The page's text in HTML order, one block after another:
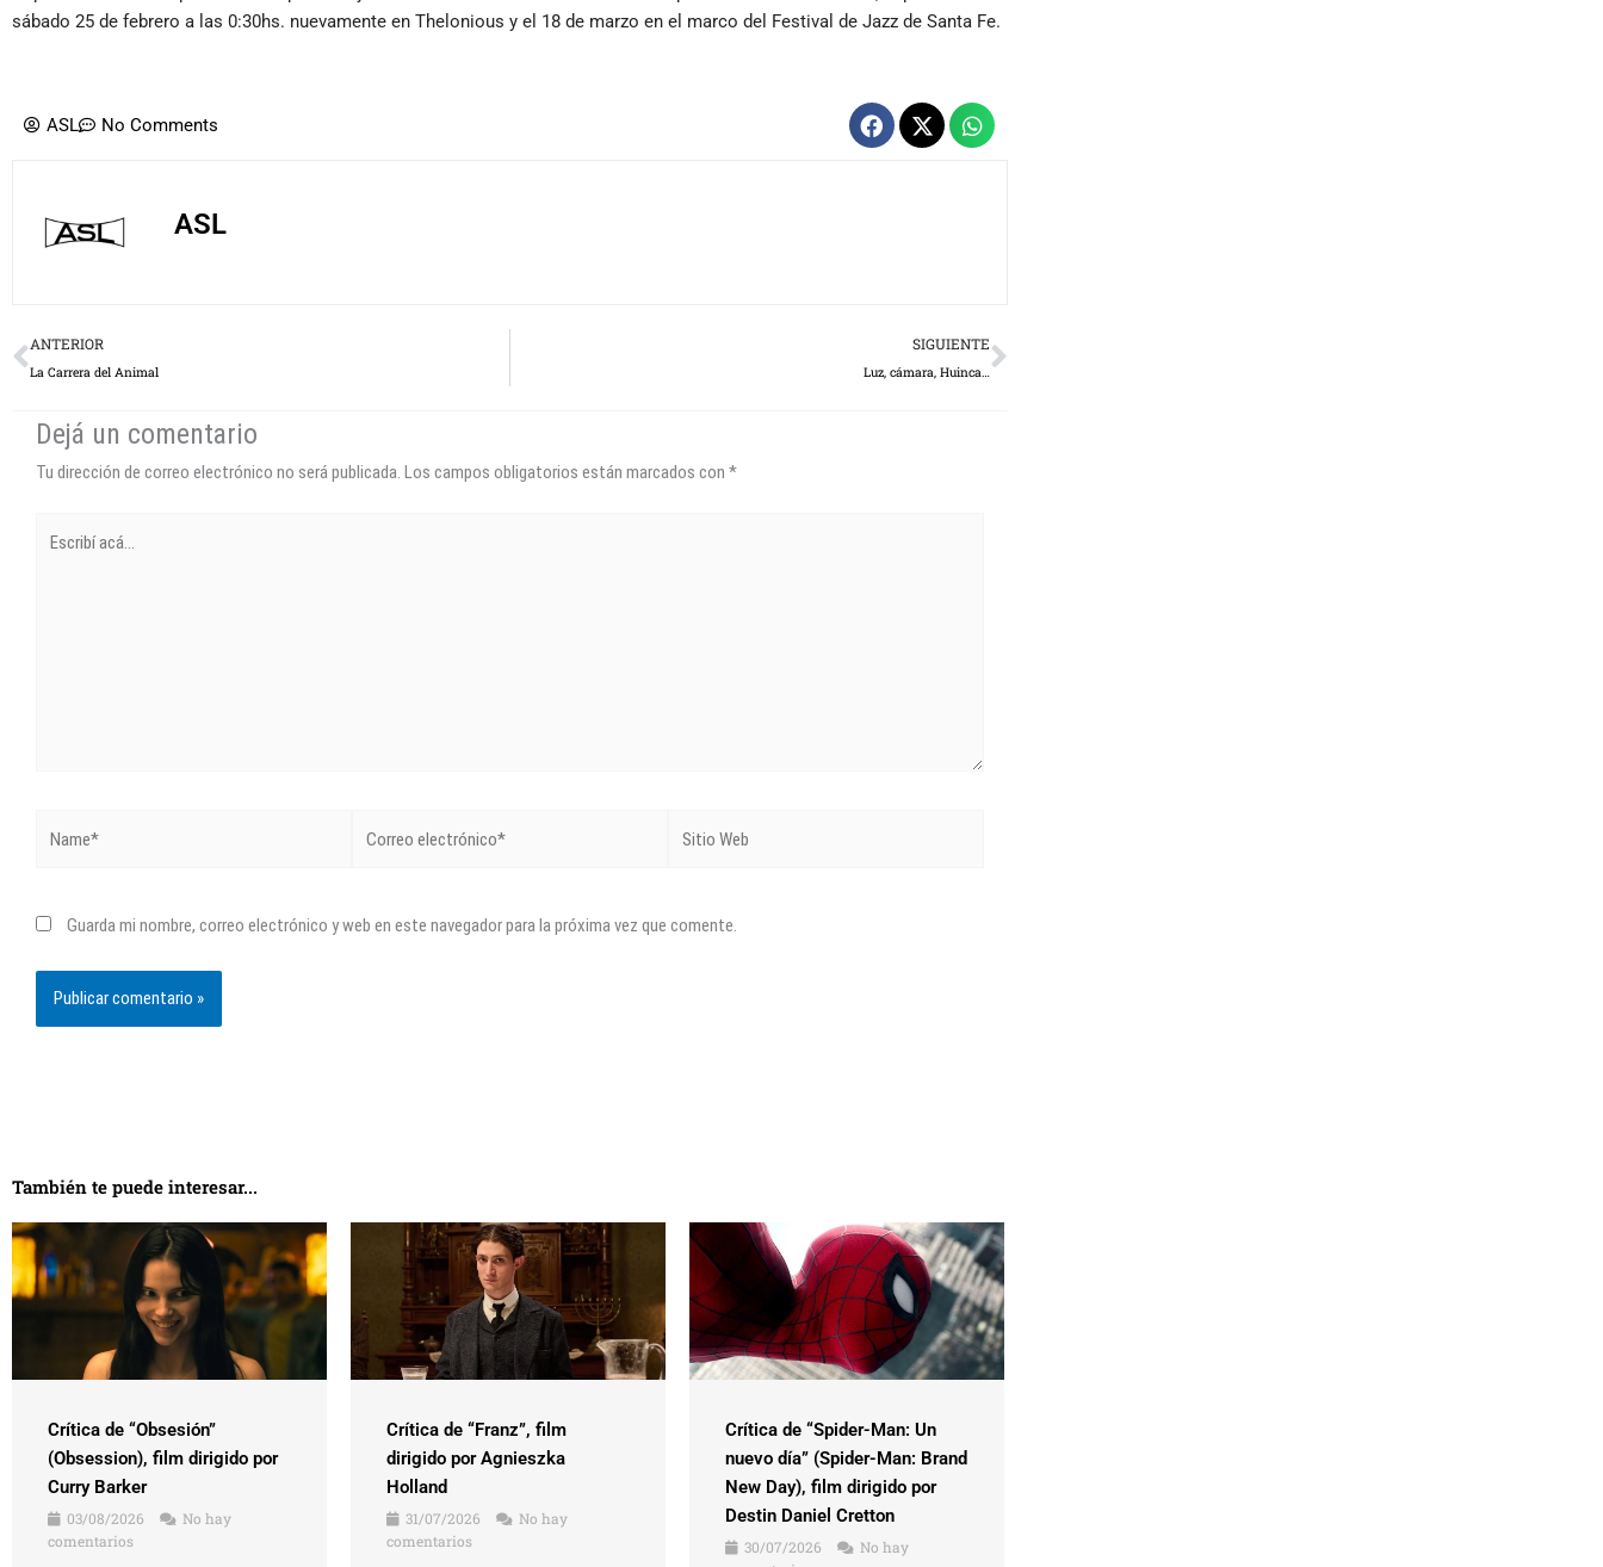
sábado 25 de febrero a las 0:30hs. nuevamente en Thelonious y el 18 de marzo en el marco del Festival de Jazz de Santa Fe.
ASL No Comments
ASL
Prev
ANTERIOR
La Carrera del Animal
SIGUIENTE
Luz, cámara, Huinca…
Next
Dejá un comentario
Tu dirección de correo electrónico no será publicada. Los campos obligatorios están marcados con *
acá...
electrónico*
Web
Guarda mi nombre, correo electrónico y web en este navegador para la próxima vez que comente.
También te puede interesar...
Crítica de “Obsesión”
(Obsession), film dirigido por
Curry Barker
03/08/2026
No hay
comentarios
Crítica de “Franz”, film
dirigido por Agnieszka
Holland
31/07/2026
No hay
comentarios
Crítica de “Spider-Man: Un
nuevo día” (Spider-Man: Brand
New Day), film dirigido por
Destin Daniel Cretton
30/07/2026
No hay